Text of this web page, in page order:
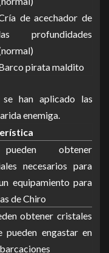
de acechador de
profundidades
pirata maldito
han aplicado las
enemiga.
obtener
necesarios para
equipamiento para
de Chiro
obtener cristales
pueden engastar en